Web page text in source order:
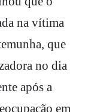
na vítima
que
no dia
após a
em